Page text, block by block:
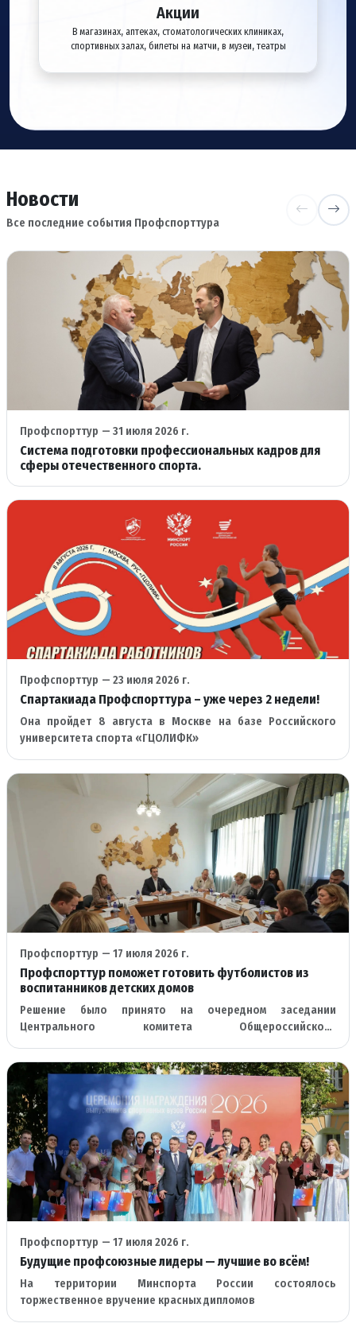
Акции
В магазинах, аптеках, стоматологических клиниках,
спортивных залах, билеты на матчи, в музеи, театры
Новости
Все последние события Профспорттура
Профспорттур — 31 июля 2026 г.
Система подготовки профессиональных кадров для
сферы отечественного спорта.
Профспорттур — 23 июля 2026 г.
Спартакиада Профспорттура – уже через 2 недели!
Она пройдет 8 августа в Москве на базе Российского
университета спорта «ГЦОЛИФК»
Профспорттур — 17 июля 2026 г.
Профспорттур поможет готовить футболистов из
воспитанников детских домов
Решение было принято на очередном заседании
Центрального комитета Общероссийского
культуры
Профспорттур — 17 июля 2026 г.
Будущие профсоюзные лидеры — лучшие во всём!
На территории Минспорта России состоялось
торжественное вручение красных дипломов